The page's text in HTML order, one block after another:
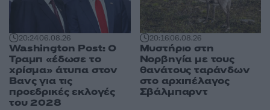
20:2406.08.26
Washington Post: Ο
Τραμπ «έδωσε το
χρίσμα» άτυπα στον
Βανς για τις
προεδρικές εκλογές
του 2028
20:1606.08.26
Μυστήριο στη
Νορβηγία με τους
θανάτους ταράνδων
στο αρχιπέλαγος
Σβάλμπαρντ